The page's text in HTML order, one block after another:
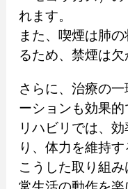
れます。
また、喫煙は肺
るため、禁煙は欠
さらに、治療の
ーションも効果的
リハビリでは、
り、体力を維持す
こうした取り組